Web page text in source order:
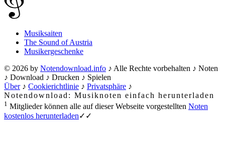
Musiksaiten
The Sound of Austria
Musikergeschenke
© 2026 by Notendownload.info ♪ Alle Rechte vorbehalten ♪ Noten
♪ Download ♪ Drucken ♪ Spielen
Über♪ Cookierichtlinie ♪ Privatsphäre ♪
Notendownload: Musiknoten einfach herunterladen
1 Mitglieder können alle auf dieser Webseite vorgestellten Noten
kostenlos herunterladen✓✓